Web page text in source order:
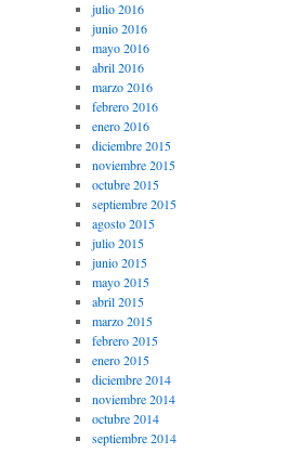
julio 2016
junio 2016
mayo 2016
abril 2016
marzo 2016
febrero 2016
enero 2016
diciembre 2015
noviembre 2015
octubre 2015
septiembre 2015
agosto 2015
julio 2015
junio 2015
mayo 2015
abril 2015
marzo 2015
febrero 2015
enero 2015
diciembre 2014
noviembre 2014
octubre 2014
septiembre 2014